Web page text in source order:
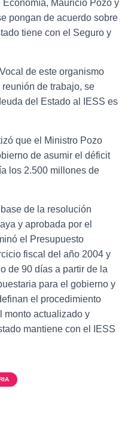
Mauricio Pozo y
pongan de acuerdo sobre
tiene con el Seguro y
de este organismo
de trabajo, se
del Estado al IESS es
que el Ministro Pozo
de asumir el déficit
los 2.500 millones de
de la resolución
y aprobada por el
el Presupuesto
fiscal del año 2004 y
de 90 días a partir de la
para el gobierno y
el procedimiento
monto actualizado y
mantiene con el IESS